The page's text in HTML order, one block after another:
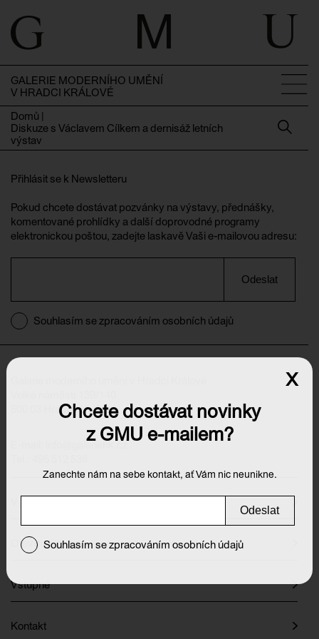
GALERIE MODERNÍHO UMĚNÍ
V HRADCI KRÁLOVÉ
Domů |
Diskuze s Václavem Cílkem a dernisáž letních
výstav
Přihlásit se k Newsletteru
Pokud chcete dostávat pozvánky na výstavy, přednášky,
komentované prohlídky a další doprovodné programy
elektronickou poštou, zadejte laskavě Vaši e-mailovou adresu:
Odeslat
Souhlasím se zpracováním osobních údajů
500 03 Hradec Králové
info@galeriehk.cz
Otevírací doba
Vstupné
Kontakt
Chcete dostávat novinky
z GMU e-mailem?
Zanechte nám na sebe kontakt, ať Vám nic neunikne.
Odeslat
Souhlasím se zpracováním osobních údajů
x